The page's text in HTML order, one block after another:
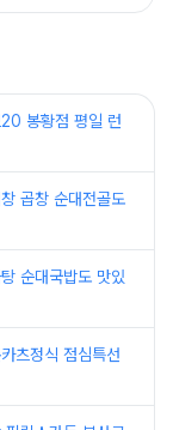
봉황점 평일 런
곱창 순대전골도
순대국밥도 맛있
츠정식 점심특선